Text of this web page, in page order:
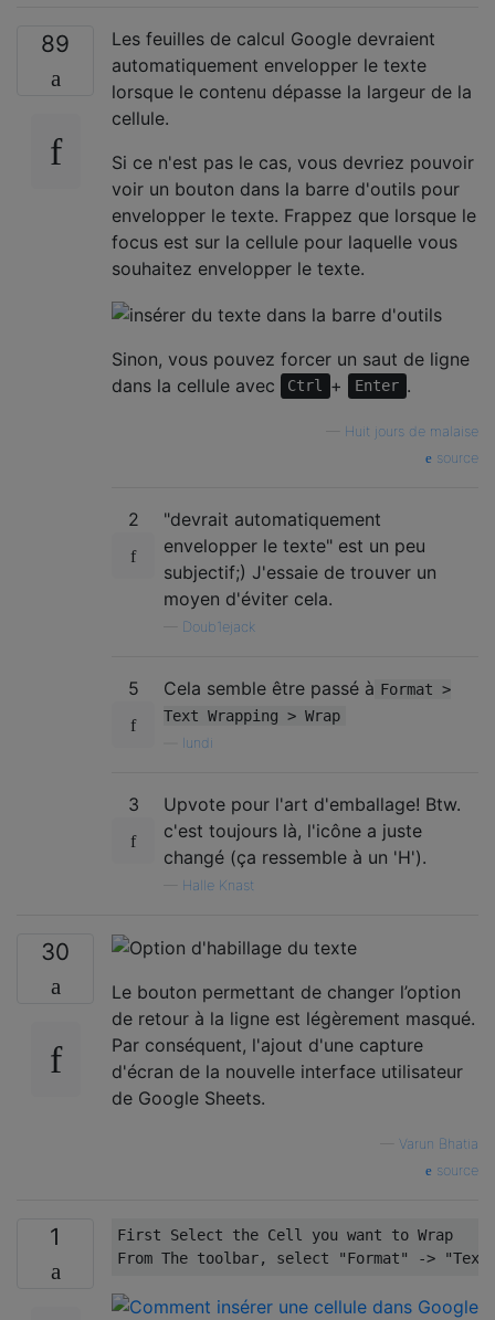
89
Les feuilles de calcul Google devraient
automatiquement envelopper le texte
lorsque le contenu dépasse la largeur de la
cellule.
Si ce n'est pas le cas, vous devriez pouvoir
voir un bouton dans la barre d'outils pour
envelopper le texte. Frappez que lorsque le
focus est sur la cellule pour laquelle vous
souhaitez envelopper le texte.
Sinon, vous pouvez forcer un saut de ligne
dans la cellule avec
Ctrl + Enter .
Huit jours de malaise
source
2
"devrait automatiquement
envelopper le texte" est un peu
subjectif;) J'essaie de trouver un
moyen d'éviter cela.
Doub1ejack
5 Cela semble être passé à Format >
Text Wrapping > Wrap
lundi
3
Upvote pour l'art d'emballage! Btw.
c'est toujours là, l'icône a juste
changé (ça ressemble à un 'H').
Halle Knast
30
Le bouton permettant de changer l’option
de retour à la ligne est légèrement masqué.
Par conséquent, l'ajout d'une capture
d'écran de la nouvelle interface utilisateur
de Google Sheets.
Varun Bhatia
source
1 First Select the Cell you want to Wrap